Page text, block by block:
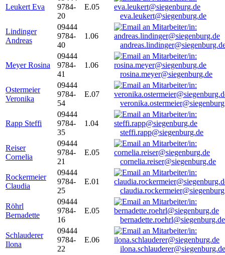
Leukert Eva
9784-
20
E.05
eva.leukert@siegenburg.de
Lindinger
Andreas
09444
9784-
40
1.06
Meyer Rosina
09444
9784-
41
1.06
rosina.meyer@siegenburg.de
Ostermeier
Veronika
09444
9784-
54
E.07
Rapp Steffi
09444
9784-
35
1.04
steffi.rapp@siegenburg.de
Reiser
Cornelia
09444
9784-
21
E.05
cornelia.reiser@siegenburg.de
Rockermeier
Claudia
09444
9784-
25
E.01
Röhrl
Bernadette
09444
9784-
16
E.05
bernadette.roehrl@siegenburg.de
Schlauderer
Ilona
09444
9784-
22
E.06
ilona.schlauderer@siegenburg.de